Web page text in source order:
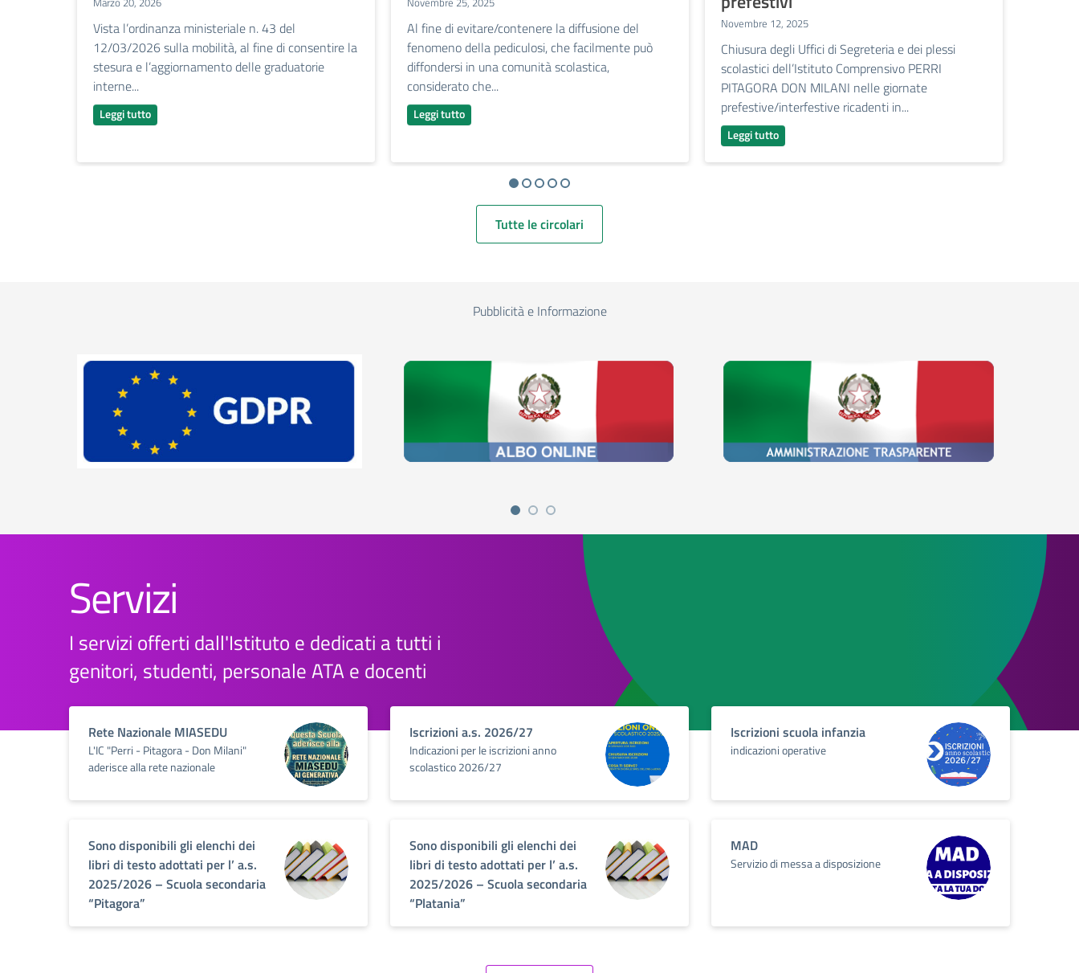
Vista l’ordinanza ministeriale n. 43 del
12/03/2026 sulla mobilità, al fine di consentire la
stesura e l’aggiornamento delle graduatorie
interne...
Leggi tutto
Al fine di evitare/contenere la diffusione del
fenomeno della pediculosi, che facilmente può
diffondersi in una comunità scolastica,
considerato che...
Leggi tutto
Novembre 12, 2025
Chiusura degli Uffici di Segreteria e dei plessi
scolastici dell’Istituto Comprensivo PERRI
PITAGORA DON MILANI nelle giornate
prefestive/interfestive ricadenti in...
Leggi tutto
Tutte le circolari
Pubblicità e Informazione
Servizi
I servizi offerti dall'Istituto e dedicati a tutti i
genitori, studenti, personale ATA e docenti
Rete Nazionale MIASEDU
L'IC "Perri - Pitagora - Don Milani"
aderisce alla rete nazionale
Iscrizioni a.s. 2026/27
Indicazioni per le iscrizioni anno
scolastico 2026/27
Iscrizioni scuola infanzia
indicazioni operative
Sono disponibili gli elenchi dei
libri di testo adottati per l’ a.s.
2025/2026 – Scuola secondaria
“Pitagora”
Sono disponibili gli elenchi dei
libri di testo adottati per l’ a.s.
2025/2026 – Scuola secondaria
“Platania”
MAD
Servizio di messa a disposizione